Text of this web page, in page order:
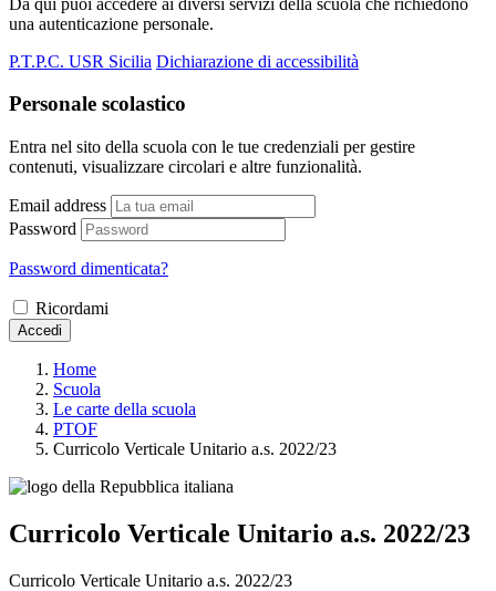
una autenticazione personale.
P.T.P.C. USR Sicilia Dichiarazione di accessibilità
Personale scolastico
Entra nel sito della scuola con le tue credenziali per gestire
contenuti, visualizzare circolari e altre funzionalità.
Email address
Password
Password dimenticata?
Ricordami
Accedi
Home
Scuola
Le carte della scuola
PTOF
Curricolo Verticale Unitario a.s. 2022/23
Curricolo Verticale Unitario a.s. 2022/23
Curricolo Verticale Unitario a.s. 2022/23